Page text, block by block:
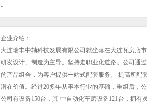
-
企业介绍：
大连瑞丰中轴科技发展有限公司就坐落在大连瓦房店
研发设计、制造为主导。坚持走职业化道路。公司通
的产品组合，为客户提供一站式配套服务。 提高所配
潜在价值。经过20多年从事本行业的基础，重组后，
公司有设备150台，其 中自动化车磨设备121台，拥有